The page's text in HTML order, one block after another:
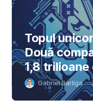
Topul
Două
1,8 trilioane
Gabriel Barliga